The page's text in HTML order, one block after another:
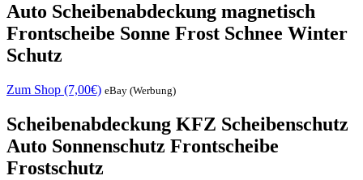
Auto Scheibenabdeckung magnetisch
Frontscheibe Sonne Frost Schnee Winter
Schutz
Zum Shop (7,00€) eBay (Werbung)
Scheibenabdeckung KFZ Scheibenschutz
Auto Sonnenschutz Frontscheibe
Frostschutz